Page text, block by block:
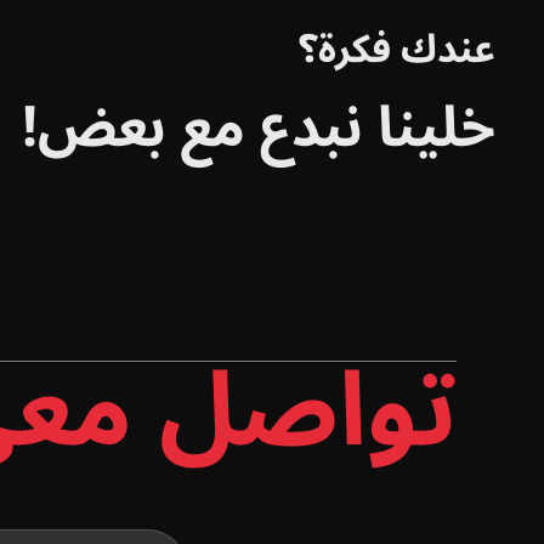
تواصل
عندك فكرة؟
خلينا نبدع مع بعض!